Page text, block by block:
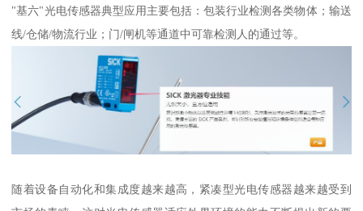
"基六"光电传感器典型应用主要包括：包装行业检测各类物体；输送
线/仓储/物流行业；门/闸机等通道中可靠检测人的通过等。
随着设备自动化和集成度越来越高，紧凑型光电传感器越来越受到